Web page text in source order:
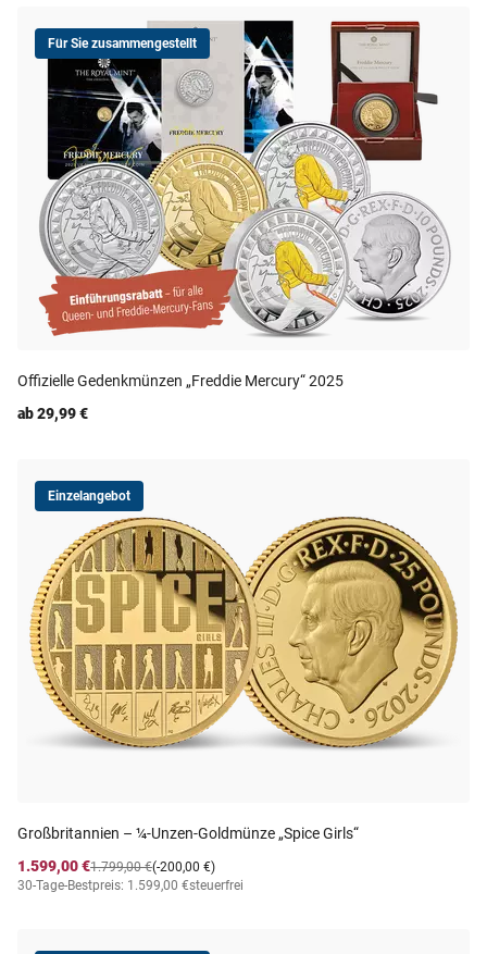
Für Sie zusammengestellt
Offizielle Gedenkmünzen „Freddie Mercury“ 2025
ab 29,99 €
Einzelangebot
Großbritannien – ¼-Unzen-Goldmünze „Spice Girls“
1.599,00 €
(-200,00 €)
1.799,00 €
30-Tage-Bestpreis: 1.599,00 €steuerfrei